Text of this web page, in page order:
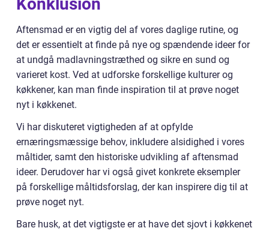
Konklusion
Aftensmad er en vigtig del af vores daglige rutine, og
det er essentielt at finde på nye og spændende ideer for
at undgå madlavningstræthed og sikre en sund og
varieret kost. Ved at udforske forskellige kulturer og
køkkener, kan man finde inspiration til at prøve noget
nyt i køkkenet.
Vi har diskuteret vigtigheden af at opfylde
ernæringsmæssige behov, inkludere alsidighed i vores
måltider, samt den historiske udvikling af aftensmad
ideer. Derudover har vi også givet konkrete eksempler
på forskellige måltidsforslag, der kan inspirere dig til at
prøve noget nyt.
Bare husk, at det vigtigste er at have det sjovt i køkkenet